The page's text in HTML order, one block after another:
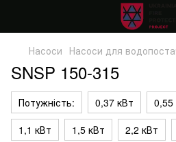
Насоси Насоси для
SNSP 150-315
Потужність: 0,37 кВт 0,55
1,1 кВт
1,5 кВт 2,2 кВт